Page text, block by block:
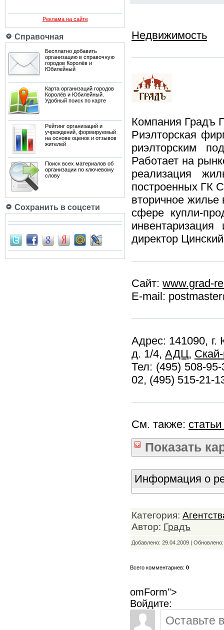
Реклама на сайте
Справочная
Бесплатно добавить
организацию в справочную
городов Королёв и
Юбилейный
Карта организаций городов
Королёв и Юбилейный.
Удобный поиск по карте
Рейтинг организаций и
учреждений, формируемый
на основе оценок и отзывов
жителей
Поиск всех материалов об
организации по ключевому
слову
Сохранить в соцсети
Недвижимость
Компания Градъ
Риэлторская
риэлторским
Работает на
реализация
построенных ГК
вторичное
сфере купли-
директор
Сайт: www.grad-
E-mail:
Адрес: 141090,
д. 1/4, АДЦ,
Тел: (495) 508-
02, (495) 515-21-
См. также:
Показать
Информация о
Категория:
Автор: Градъ
Добавлено: 29.04.2009 |
Всего комментариев: 0
omForm">
Войдите: